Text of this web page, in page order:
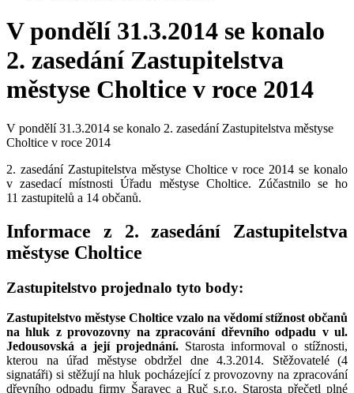
V pondělí 31.3.2014 se konalo
2. zasedání Zastupitelstva
městyse Choltice v roce 2014
V pondělí 31.3.2014 se konalo 2. zasedání Zastupitelstva městyse
Choltice v roce 2014
2. zasedání Zastupitelstva městyse Choltice v roce 2014 se konalo
v zasedací místnosti Úřadu městyse Choltice. Zúčastnilo se ho
11 zastupitelů a 14 občanů.
Informace z 2. zasedání Zastupitelstva
městyse Choltice
Zastupitelstvo projednalo tyto body:
Zastupitelstvo městyse Choltice vzalo na vědomí stížnost občanů
na hluk z provozovny na zpracování dřevního odpadu v ul.
Jedousovská a její projednání. Starosta informoval o stížnosti,
kterou na úřad městyse obdržel dne 4.3.2014. Stěžovatelé (4
signatáři) si stěžují na hluk pocházející z provozovny na zpracování
dřevního odpadu firmy Šaravec a Ruč s.r.o. Starosta přečetl plné